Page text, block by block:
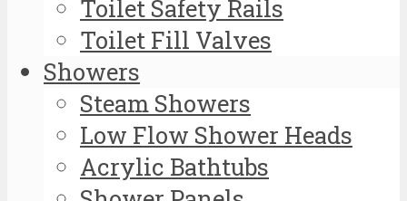
Toilet Safety Rails
Toilet Fill Valves
Showers
Steam Showers
Low Flow Shower Heads
Acrylic Bathtubs